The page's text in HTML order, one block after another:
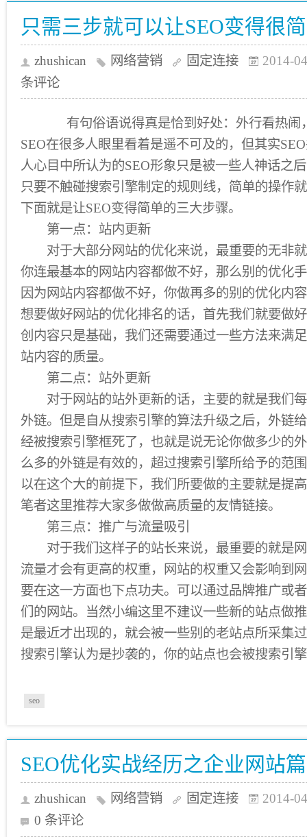
只需三步就可以让SEO变得很
zhushican 网络营销 固定连接
2014-
条评论
有句俗语说得真是恰到好处：外行看热闹
SEO在很多人眼里看着是遥不可及的，但其实
人心目中所认为的SEO形象只是被一些人神话之
只要不触碰搜索引擎制定的规则线，简单的操作
下面就是让SEO变得简单的三大步骤。
第一点：站内更新
对于大部分网站的优化来说，最重要的无非就
你连最基本的网站内容都做不好，那么别的优化
因为网站内容都做不好，你做再多的别的优化内
想要做好网站的优化排名的话，首先我们就要做
创内容只是基础，我们还需要通过一些方法来满
站内容的质量。
第二点：站外更新
对于网站的站外更新的话，主要的就是我们每
外链。但是自从搜索引擎的算法升级之后，外链
经被搜索引擎框死了，也就是说无论你做多少的
么多的外链是有效的，超过搜索引擎所给予的范
以在这个大的前提下，我们所要做的主要就是提
笔者这里推荐大家多做做高质量的友情链接。
第三点：推广与流量吸引
对于我们这样子的站长来说，最重要的就是网
流量才会有更高的权重，网站的权重又会影响到
要在这一方面也下点功夫。可以通过品牌推广或
们的网站。当然小编这里不建议一些新的站点做
是最近才出现的，就会被一些别的老站点所采集
搜索引擎认为是抄袭的，你的站点也会被搜索引
seo
SEO优化实战经历之企业网站篇
zhushican 网络营销 固定连接
2014-
0 条评论